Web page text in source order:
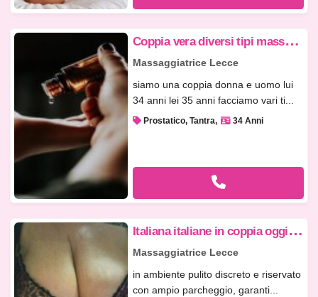
C
oppia vera diversi tipi massaggi
Massaggiatrice Lecce
siamo una coppia donna e uomo lui
34 anni lei 35 anni facciamo vari ti...
Prostatico, Tantra 34 Anni
I
taliana italiane in coppia oggi x un massaggio
Massaggiatrice Lecce
in ambiente pulito discreto e riservato
con ampio parcheggio, garanti...